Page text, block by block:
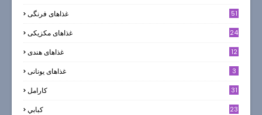
غذاهای فرنگی 51
غذاهای مکزیکی 24
غذاهای هندی 12
غذاهای یونانی 3
كارامل 31
كبابي 23